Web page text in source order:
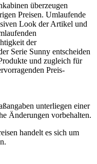
überzeugen
Preisen. Umlaufende
Look der Artikel und
der
Serie Sunny entscheiden
und zugleich für
Preis-
unterliegen einer
Änderungen vorbehalten.
handelt es sich um